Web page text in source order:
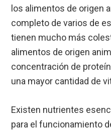
los alimentos de origen
completo de varios de
tienen mucho más
alimentos de origen
concentración de
una mayor cantidad de
Existen nutrientes
para el funcionamiento